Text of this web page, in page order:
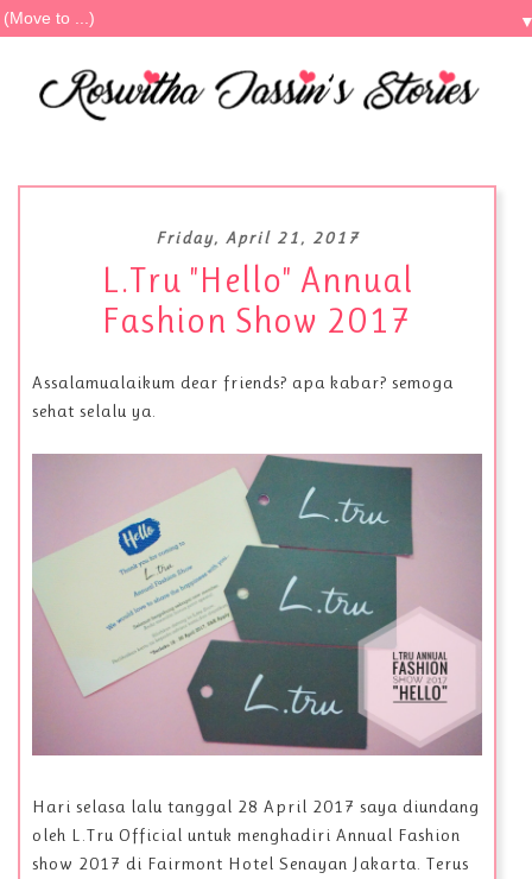
Friday, April 21, 2017
L.Tru "Hello" Annual
Fashion Show 2017
Assalamualaikum dear friends? apa kabar? semoga
sehat selalu ya.
Hari selasa lalu tanggal 28 April 2017 saya diundang
oleh L.Tru Official untuk menghadiri Annual Fashion
show 2017 di Fairmont Hotel Senayan Jakarta. Terus